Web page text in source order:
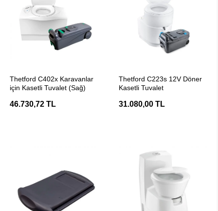
Thetford C402x Karavanlar
için Kasetli Tuvalet (Sağ)
46.730,72 TL
Thetford C223s 12V Döner
Kasetli Tuvalet
31.080,00 TL